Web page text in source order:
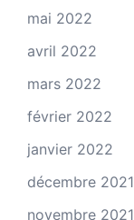
mai 2022
avril 2022
mars 2022
février 2022
janvier 2022
décembre 2021
novembre 2021